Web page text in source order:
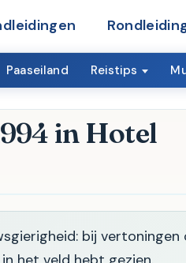
Paaseiland Reistips
in Hotel
bij vertoningen